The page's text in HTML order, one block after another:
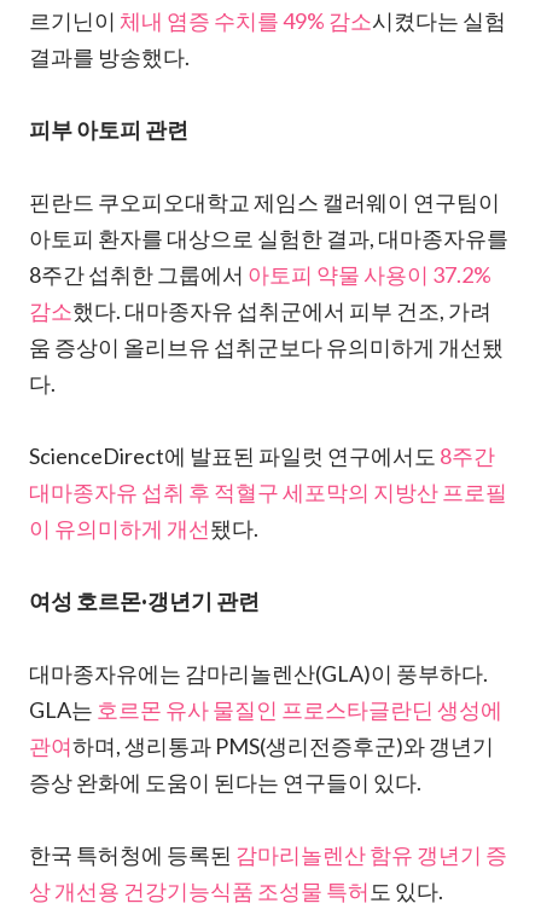
르기닌이 체내 염증 수치를 49% 감소시켰다는 실험
결과를 방송했다.
피부 아토피 관련
핀란드 쿠오피오대학교 제임스 캘러웨이 연구팀이
아토피 환자를 대상으로 실험한 결과, 대마종자유를
8주간 섭취한 그룹에서 아토피 약물 사용이 37.2%
감소했다. 대마종자유 섭취군에서 피부 건조, 가려
움 증상이 올리브유 섭취군보다 유의미하게 개선됐
다.
ScienceDirect에 발표된 파일럿 연구에서도 8주간
대마종자유 섭취 후 적혈구 세포막의 지방산 프로필
이 유의미하게 개선됐다.
여성 호르몬·갱년기 관련
대마종자유에는 감마리놀렌산(GLA)이 풍부하다.
GLA는 호르몬 유사 물질인 프로스타글란딘 생성에
관여하며, 생리통과 PMS(생리전증후군)와 갱년기
증상 완화에 도움이 된다는 연구들이 있다.
한국 특허청에 등록된 감마리놀렌산 함유 갱년기 증
상 개선용 건강기능식품 조성물 특허 도 있다.